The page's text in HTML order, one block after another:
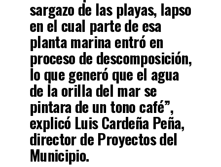
sargazo de las playas, lapso
en el cual parte de esa
planta marina entró en
proceso de descomposición,
lo que generó que el agua
de la orilla del mar se
pintara de un tono café”,
explicó Luis Cardeña Peña,
director de Proyectos del
Municipio.